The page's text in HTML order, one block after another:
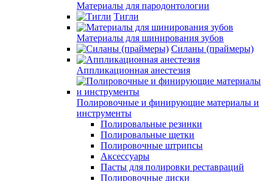
Материалы для пародонтологии
Тигли
Материалы для шинирования зубов
Силаны (праймеры)
Аппликационная анестезия
Полировочные и финирующие материалы и
инструменты
Полировальные резинки
Полировальные щетки
Полировочные штрипсы
Аксессуары
Пасты для полировки реставраций
Полировочные диски